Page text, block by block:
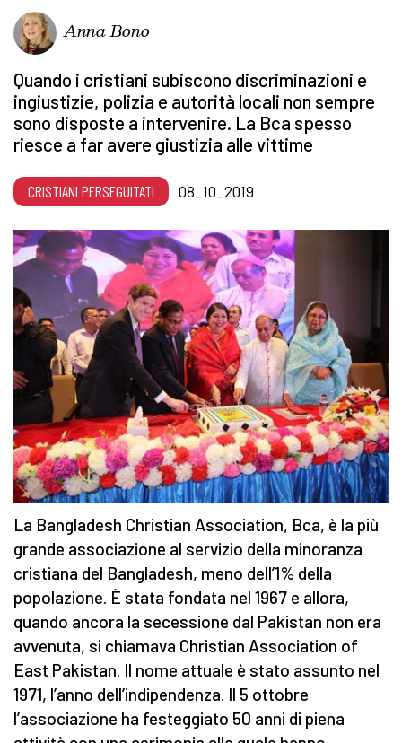
Anna Bono
Quando i cristiani subiscono discriminazioni e
ingiustizie, polizia e autorità locali non sempre
sono disposte a intervenire. La Bca spesso
riesce a far avere giustizia alle vittime
CRISTIANI PERSEGUITATI 08_10_2019
La Bangladesh Christian Association, Bca, è la più
grande associazione al servizio della minoranza
cristiana del Bangladesh, meno dell’1% della
popolazione. È stata fondata nel 1967 e allora,
quando ancora la secessione dal Pakistan non era
avvenuta, si chiamava Christian Association of
East Pakistan. Il nome attuale è stato assunto nel
1971, l’anno dell’indipendenza. Il 5 ottobre
l’associazione ha festeggiato 50 anni di piena